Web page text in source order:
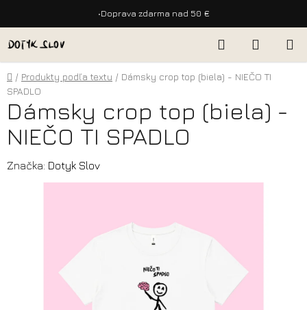
•Doprava zdarma nad 50 €
na
obsah
Hľadať
KOŠÍK
Domov
/ Produkty podľa textu / Dámsky crop top (biela) - NIEČO TI
SPADLO
Dámsky crop top (biela) -
NIEČO TI SPADLO
Značka: Dotyk Slov